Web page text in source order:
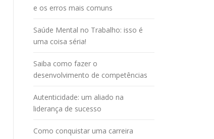
e os erros mais comuns
Saúde Mental no Trabalho: isso é
uma coisa séria!
Saiba como fazer o
desenvolvimento de competências
Autenticidade: um aliado na
liderança de sucesso
Como conquistar uma carreira